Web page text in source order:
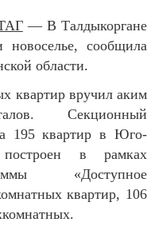
— В Талдыкоргане
новоселье, сообщила
области.
квартир вручил аким
Секционный
195 квартир в Юго-
в рамках
«Доступное
квартир, 106